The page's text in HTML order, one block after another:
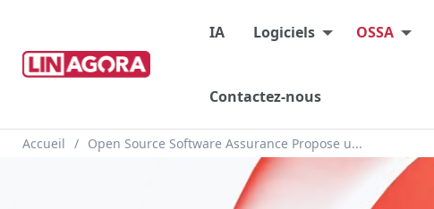
IA Logiciels OSSA
Contactez-nous
Fil d'Ariane
Accueil Open Source Software Assurance Propose u...